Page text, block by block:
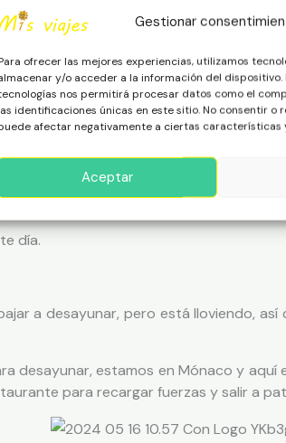
Gestionar
ofrecer las mejores experiencias, utilizamos
y/o acceder a la información del
nos permitirá procesar datos como el
identificaciones únicas en este sitio. No consentir o
afectar negativamente a ciertas características
Aceptar
la limpieza y las tasas) para dos
al salón y dispone de plaza de
para el disfrute completo de nuestra
transporte. El trayecto es por
nos preocupa a que hora llegamos al
en el aeropuerto de salida nos
día.
a desayunar, pero está lloviendo,
desayunar, estamos en Mónaco y
para recargar fuerzas y salir a